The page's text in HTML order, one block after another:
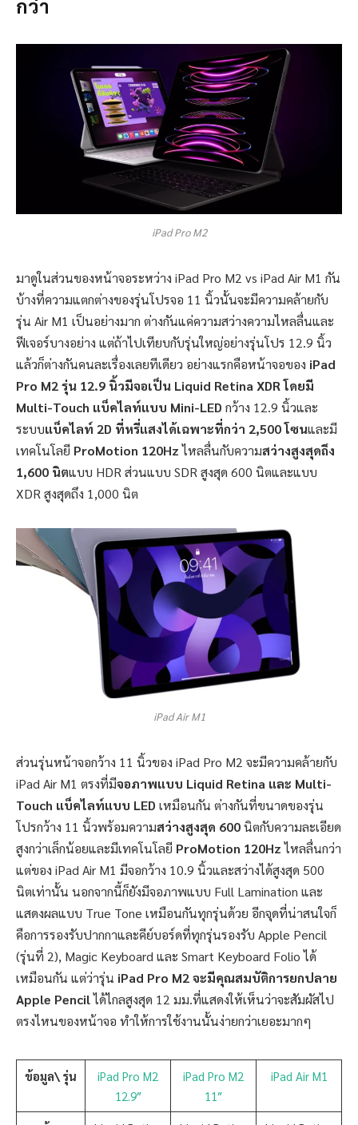
กว่า
iPad Pro M2
มาดูในส่วนของหน้าจอระหว่าง iPad Pro M2 vs iPad Air M1 กัน
บ้างที่ความแตกต่างของรุ่นโปรจอ 11 นิ้วนั้นจะมีความคล้ายกับ
รุ่น Air M1 เป็นอย่างมาก ต่างกันแค่ความสว่างความไหลลื่นและ
ฟีเจอร์บางอย่าง แต่ถ้าไปเทียบกับรุ่นใหญ่อย่างรุ่นโปร 12.9 นิ้ว
แล้วก็ต่างกันคนละเรื่องเลยทีเดียว อย่างแรกคือหน้าจอของ iPad
Pro M2 รุ่น 12.9 นิ้วมีจอเป็น Liquid Retina XDR โดยมี
Multi-Touch แบ็คไลท์แบบ Mini-LED กว้าง 12.9 นิ้วและ
ระบบแบ็คไลท์ 2D ที่หรี่แสงได้เฉพาะที่กว่า 2,500 โซนและมี
เทคโนโลยี ProMotion 120Hzไหลลื่นกับความสว่างสูงสุดถึง
1,600 นิตแบบ HDR ส่วนแบบ SDR สูงสุด 600 นิตและแบบ
XDR สูงสุดถึง 1,000 นิต
iPad Air M1
ส่วนรุ่นหน้าจอกว้าง 11 นิ้วของ iPad Pro M2 จะมีความคล้ายกับ
iPad Air M1 ตรงที่มีจอภาพแบบ Liquid Retina และ Multi-
Touch แบ็คไลท์แบบ LED เหมือนกัน ต่างกันที่ขนาดของรุ่น
โปรกว้าง 11 นิ้วพร้อมความสว่างสูงสุด 600นิตกับความละเอียด
สูงกว่าเล็กน้อยและมีเทคโนโลยี ProMotion 120Hzไหลลื่นกว่า
แต่ของ iPad Air M1 มีจอกว้าง 10.9 นิ้วและสว่างได้สูงสุด 500
นิตเท่านั้น นอกจากนี้ก็ยังมีจอภาพแบบ Full Lamination และ
แสดงผลแบบ True Tone เหมือนกันทุกรุ่นด้วย อีกจุดที่น่าสนใจก็
คือการรองรับปากกาและคีย์บอร์ดที่ทุกรุ่นรองรับ Apple Pencil
(รุ่นที่ 2), Magic Keyboard และ Smart Keyboard Folio ได้
เหมือนกัน แต่ว่ารุ่น iPad Pro M2 จะมีคุณสมบัติการยกปลาย
Apple Pencilได้ไกลสูงสุด 12 มม.ที่แสดงให้เห็นว่าจะสัมผัสไป
ตรงไหนของหน้าจอ ทำให้การใช้งานนั้นง่ายกว่าเยอะมากๆ
ข้อมูล\ รุ่น
iPad Pro M2
12.9″
iPad Pro M2
11″
iPad Air M1